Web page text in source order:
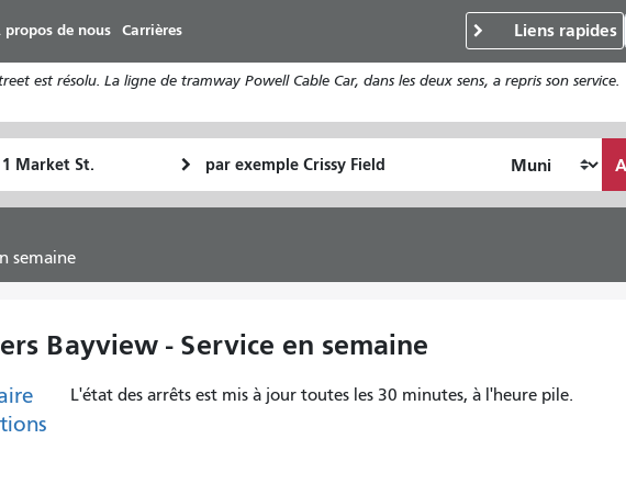
au
contenu
principal
propos de nous Carrières Liens rapides
est résolu. La ligne de tramway Powell Cable Car, dans les deux sens, a repris son service.
final
Comment
je
semaine
Bayview - Service en semaine
L'état des arrêts est mis à jour toutes les 30 minutes, à l'heure pile.